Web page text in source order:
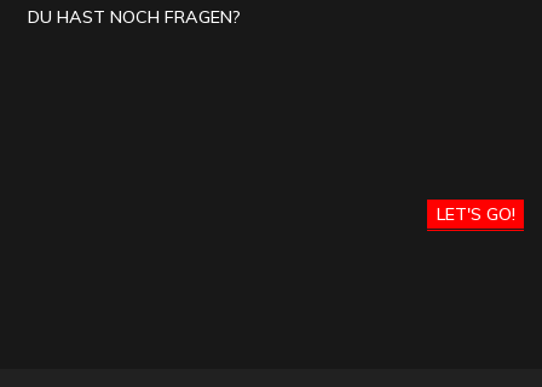
DU HAST NOCH FRAGEN?
LET'S GO!